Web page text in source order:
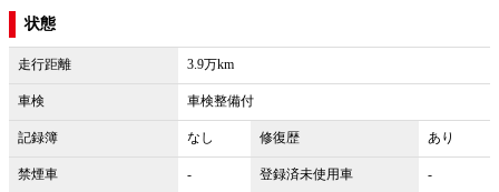
状態
走行距離 3.9万km
車検 車検整備付
記録簿 なし 修復歴 あり
禁煙車 - 登録済未使用車 -